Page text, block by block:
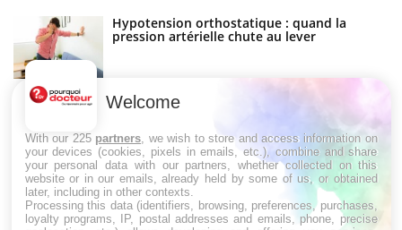
Hypotension orthostatique : quand la
pression artérielle chute au lever
Drépanocytose : une déformation des
Maladie de Charcot (Sclérose latérale
amyotrophique)
Welcome
With our 225 partners , we wish to store and access information on
your devices (cookies, pixels in emails, etc.), combine and share
your personal data with our partners, whether collected on this
website or in our emails, already held by some of us, or obtained
later, including in other contexts.
Processing this data (identifiers, browsing, preferences, purchases,
loyalty programs, IP, postal addresses and emails, phone, precise